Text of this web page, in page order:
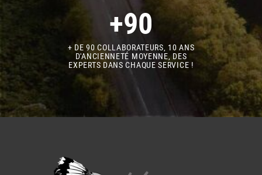
+90
+ DE 90 COLLABORATEURS, 10 ANS
D'ANCIENNETÉ MOYENNE, DES
EXPERTS DANS CHAQUE SERVICE !